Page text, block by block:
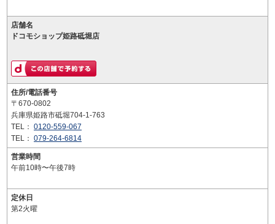
店舗名
ドコモショップ姫路砥堀店
住所/電話番号
〒670-0802
兵庫県姫路市砥堀704-1-763
TEL： 0120-559-067
TEL： 079-264-6814
営業時間
午前10時〜午後7時
定休日
第2火曜